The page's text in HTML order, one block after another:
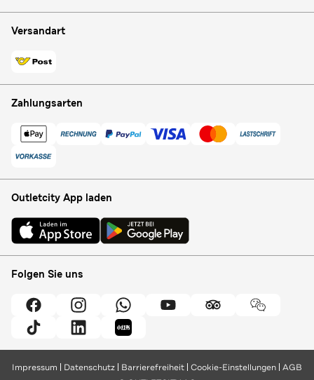
Versandart
Zahlungsarten
Outletcity App laden
Folgen Sie uns
Impressum Datenschutz Barrierefreiheit Cookie-Einstellungen AGB